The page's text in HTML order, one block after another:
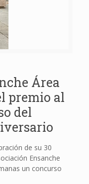
Área
premio al
del
de su 30
Ensanche
un concurso